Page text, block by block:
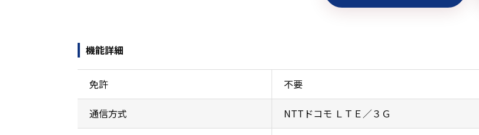
機能詳細
免許 不要
通信方式 NTTドコモ ＬＴＥ／３Ｇ